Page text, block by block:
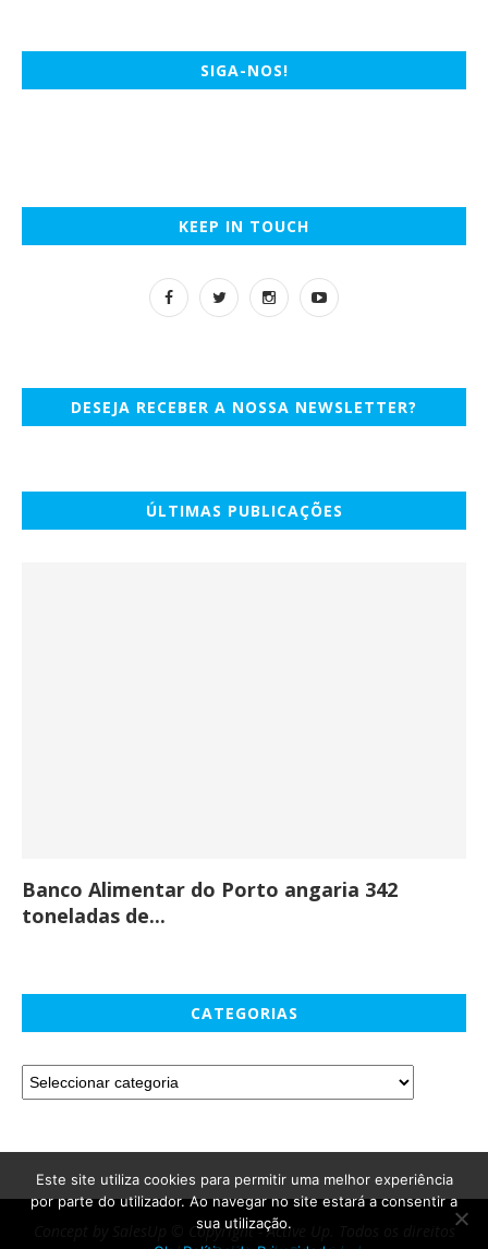
SIGA-NOS!
KEEP IN TOUCH
DESEJA RECEBER A NOSSA NEWSLETTER?
ÚLTIMAS PUBLICAÇÕES
Banco Alimentar do Porto angaria 342
toneladas de...
CATEGORIAS
Concept by SalesUp © Copyright - Active Up. Todos os direitos
Este site utiliza cookies para permitir uma melhor experiência
por parte do utilizador. Ao navegar no site estará a consentir a
sua utilização.